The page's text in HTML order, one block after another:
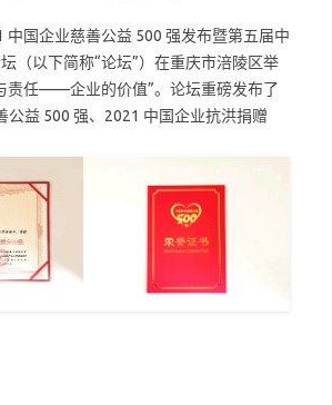
中国企业慈善公益 500 强发布暨第五届中
（以下简称“论坛”）在重庆市涪陵区举
责任——企业的价值”。论坛重磅发布了
公益 500 强、2021 中国企业抗洪捐赠